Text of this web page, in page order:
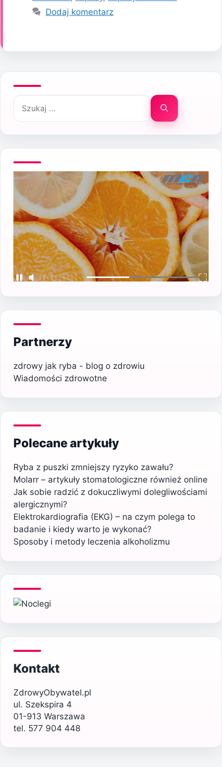
Dodaj komentarz
Szukaj:
Partnerzy
zdrowy jak ryba - blog o zdrowiu
Wiadomości zdrowotne
Polecane artykuły
Ryba z puszki zmniejszy ryzyko zawału?
Molarr – artykuły stomatologiczne również online
Jak sobie radzić z dokuczliwymi dolegliwościami
alergicznymi?
Elektrokardiografia (EKG) – na czym polega to
badanie i kiedy warto je wykonać?
Sposoby i metody leczenia alkoholizmu
Kontakt
ZdrowyObywatel.pl
ul. Szekspira 4
01-913 Warszawa
tel. 577 904 448